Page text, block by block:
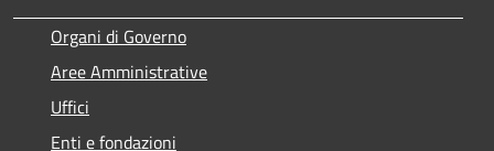
Organi di Governo
Aree Amministrative
Uffici
Enti e fondazioni